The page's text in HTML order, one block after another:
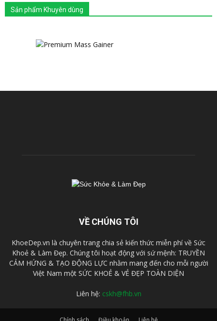
Sản phẩm Khuyên dùng
VỀ CHÚNG TÔI
KhoeDep.vn là chuyên trang chia sẻ kiến thức miễn phí về Sức
Khoẻ & Làm Đẹp. Chúng tôi hoạt động với sứ mệnh: TRUYỀN
CẢM HỨNG & TẠO ĐỘNG LỰC nhằm mang đến cho mỗi người
Việt Nam một SỨC KHOẺ & VẺ ĐẸP TOÀN DIỆN
Liên hệ: cskh@fhb.vn